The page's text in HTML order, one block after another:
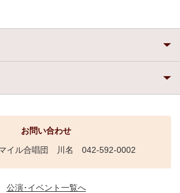
お問い合わせ
イル合唱団 川名 042-592-0002
公演･イベント一覧へ